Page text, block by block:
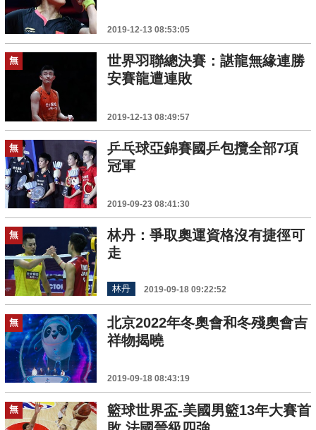
2019-12-13 08:53:05
無
世界羽聯總決賽：諶龍無緣連勝
安賽龍遭連敗
2019-12-13 08:49:57
無
乒乓球亞錦賽國乒包攬全部7項
冠軍
2019-09-23 08:41:30
無
林丹：爭取奧運資格沒有捷徑可
走
林丹 2019-09-18 09:22:52
無
北京2022年冬奧會和冬殘奧會吉
祥物揭曉
2019-09-18 08:43:19
無
籃球世界盃-美國男籃13年大賽首